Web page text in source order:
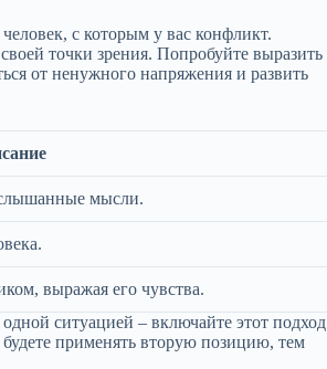
с которым у вас конфликт.
точки зрения. Попробуйте выразить
от ненужного напряжения и развить
мысли.
выражая его чувства.
ситуацией – включайте этот подход
применять вторую позицию, тем